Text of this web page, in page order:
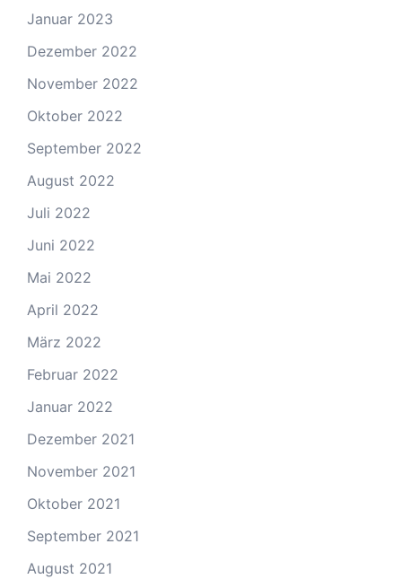
Januar 2023
Dezember 2022
November 2022
Oktober 2022
September 2022
August 2022
Juli 2022
Juni 2022
Mai 2022
April 2022
März 2022
Februar 2022
Januar 2022
Dezember 2021
November 2021
Oktober 2021
September 2021
August 2021